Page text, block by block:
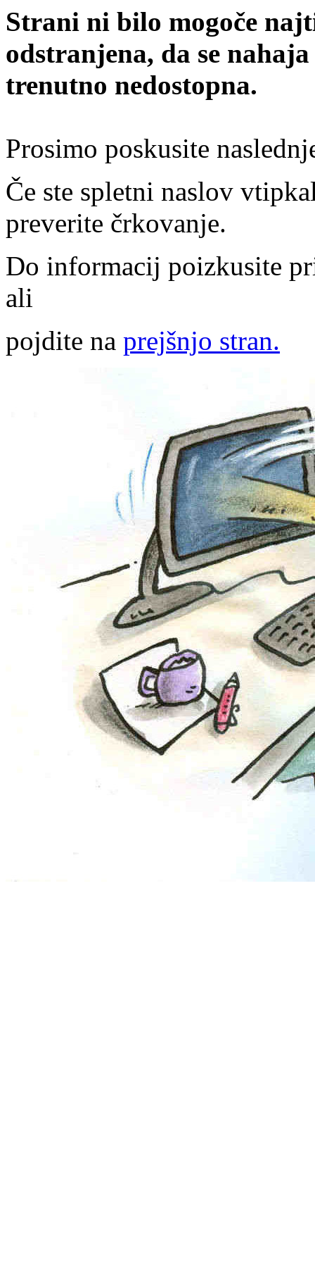
Strani ni bilo mogoče
odstranjena, da se
trenutno nedostopna.
Prosimo poskusite
Če ste spletni naslov
preverite črkovanje.
Do informacij poizkusite
ali
pojdite na prejšnjo stran.